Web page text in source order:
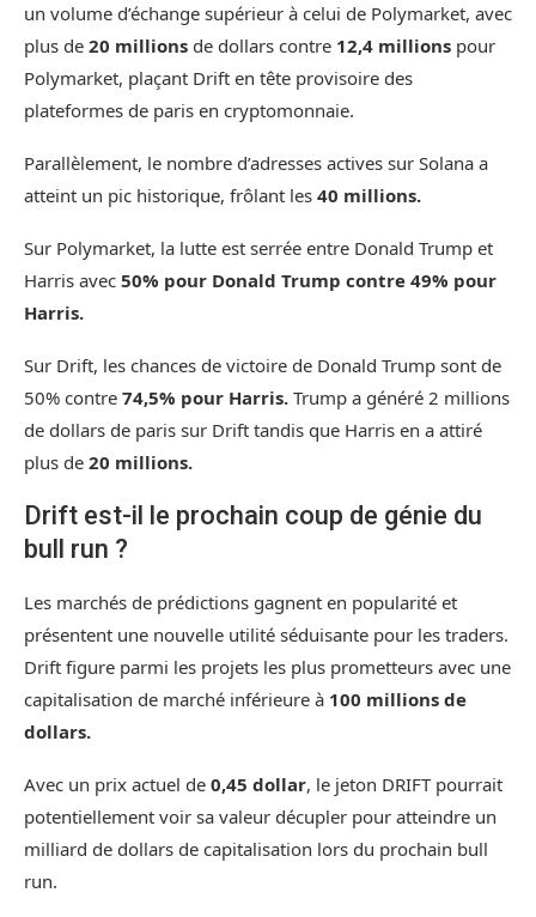
un volume d’échange supérieur à celui de Polymarket, avec
plus de 20 millions de dollars contre 12,4 millions pour
Polymarket, plaçant Drift en tête provisoire des
plateformes de paris en cryptomonnaie.
Parallèlement, le nombre d’adresses actives sur Solana a
atteint un pic historique, frôlant les 40 millions.
Sur Polymarket, la lutte est serrée entre Donald Trump et
Harris avec 50% pour Donald Trump contre 49% pour
Harris.
Sur Drift, les chances de victoire de Donald Trump sont de
50% contre 74,5% pour Harris. Trump a généré 2 millions
de dollars de paris sur Drift tandis que Harris en a attiré
plus de 20 millions.
Drift est-il le prochain coup de génie du
bull run ?
Les marchés de prédictions gagnent en popularité et
présentent une nouvelle utilité séduisante pour les traders.
Drift figure parmi les projets les plus prometteurs avec une
capitalisation de marché inférieure à 100 millions de
dollars.
Avec un prix actuel de 0,45 dollar, le jeton DRIFT pourrait
potentiellement voir sa valeur décupler pour atteindre un
milliard de dollars de capitalisation lors du prochain bull
run.